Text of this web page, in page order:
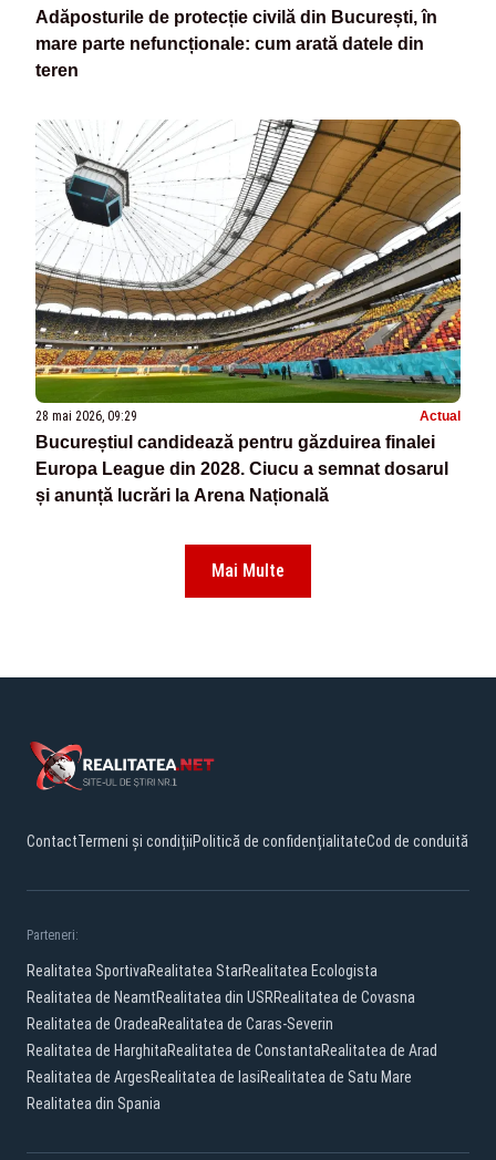
Adăposturile de protecție civilă din București, în
mare parte nefuncționale: cum arată datele din
teren
28 mai 2026, 09:29 Actual
Bucureștiul candidează pentru găzduirea finalei
Europa League din 2028. Ciucu a semnat dosarul
și anunță lucrări la Arena Națională
Mai Multe
ContactTermeni și condițiiPolitică de confidențialitateCod de conduită
Parteneri:
Realitatea SportivaRealitatea StarRealitatea Ecologista
Realitatea de NeamtRealitatea din USRRealitatea de Covasna
Realitatea de OradeaRealitatea de Caras-Severin
Realitatea de HarghitaRealitatea de ConstantaRealitatea de Arad
Realitatea de ArgesRealitatea de IasiRealitatea de Satu Mare
Realitatea din Spania